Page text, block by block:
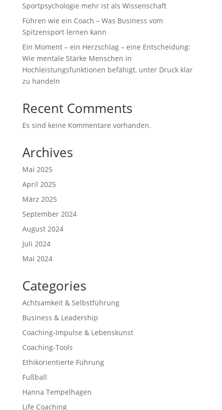
Sportpsychologie mehr ist als Wissenschaft
Führen wie ein Coach – Was Business vom
Spitzensport lernen kann
Ein Moment – ein Herzschlag – eine Entscheidung:
Wie mentale Stärke Menschen in
Hochleistungsfunktionen befähigt, unter Druck klar
zu handeln
Recent Comments
Es sind keine Kommentare vorhanden.
Archives
Mai 2025
April 2025
März 2025
September 2024
August 2024
Juli 2024
Mai 2024
Categories
Achtsamkeit & Selbstführung
Business & Leadership
Coaching-Impulse & Lebenskunst
Coaching-Tools
Ethikorientierte Führung
Fußball
Hanna Tempelhagen
Life Coaching